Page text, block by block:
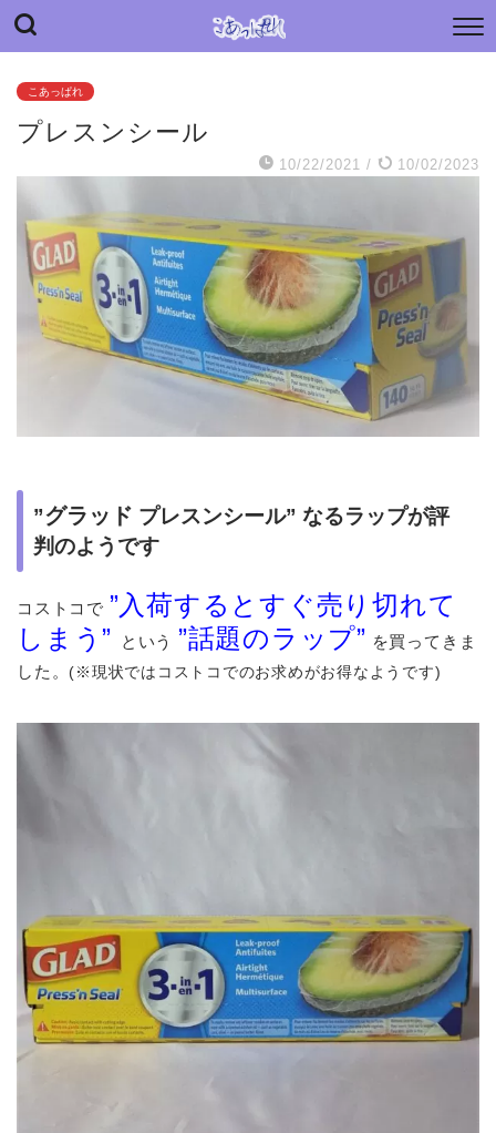
“こあっぱれ” blog
こあっぱれ
プレスンシール
10/22/2021 / 10/02/2023
”グラッド プレスンシール” なるラップが評
判のようです
コストコで ”入荷するとすぐ売り切れて
しまう”
という ”話題のラップ” を買ってきま
した。 (※現状ではコストコでのお求めがお得なようです)